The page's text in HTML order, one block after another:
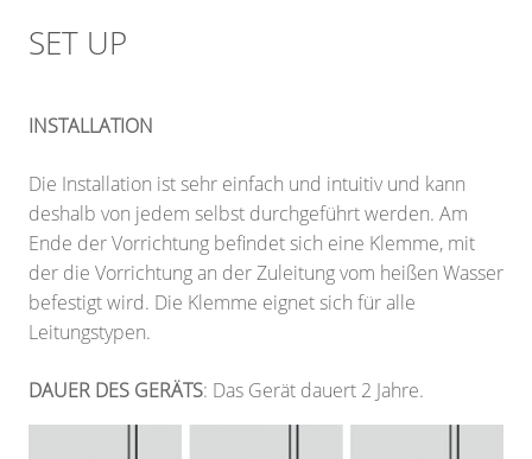
SET UP
INSTALLATION
Die Installation ist sehr einfach und intuitiv und kann
deshalb von jedem selbst durchgeführt werden. Am
Ende der Vorrichtung befindet sich eine Klemme, mit
der die Vorrichtung an der Zuleitung vom heißen Wasser
befestigt wird. Die Klemme eignet sich für alle
Leitungstypen.
DAUER DES GERÄTS: Das Gerät dauert 2 Jahre.